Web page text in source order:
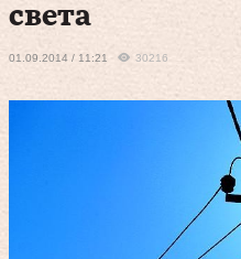
света
01.09.2014 / 11:21 30216